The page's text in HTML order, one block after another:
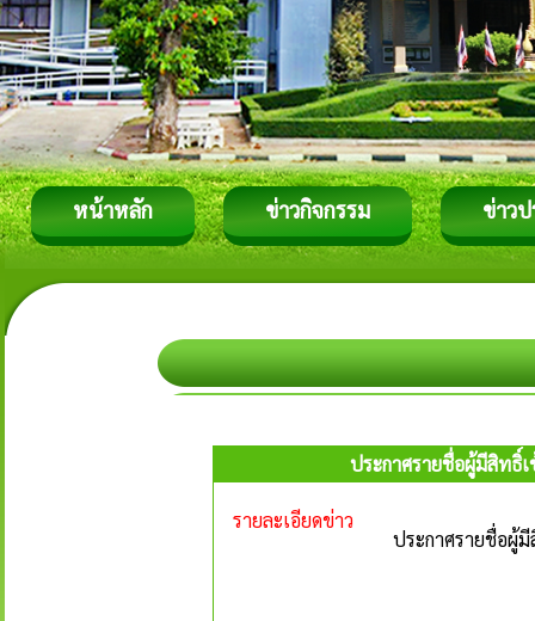
หน้าหลัก ข่าวกิจกรรม ข่าว
ประกาศรายชื่อผู้มีสิทธิ์
รายละเอียดข่าว
ประกาศรายชื่อผู้